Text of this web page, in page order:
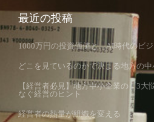
最近の投稿
1000万円の投資価値と、AI時代のビ
どこを見ているのかで決まる地方の
【経営者必見】地方中小企業の「3
なぐ経営のヒント
経営者の熱量が組織を変える